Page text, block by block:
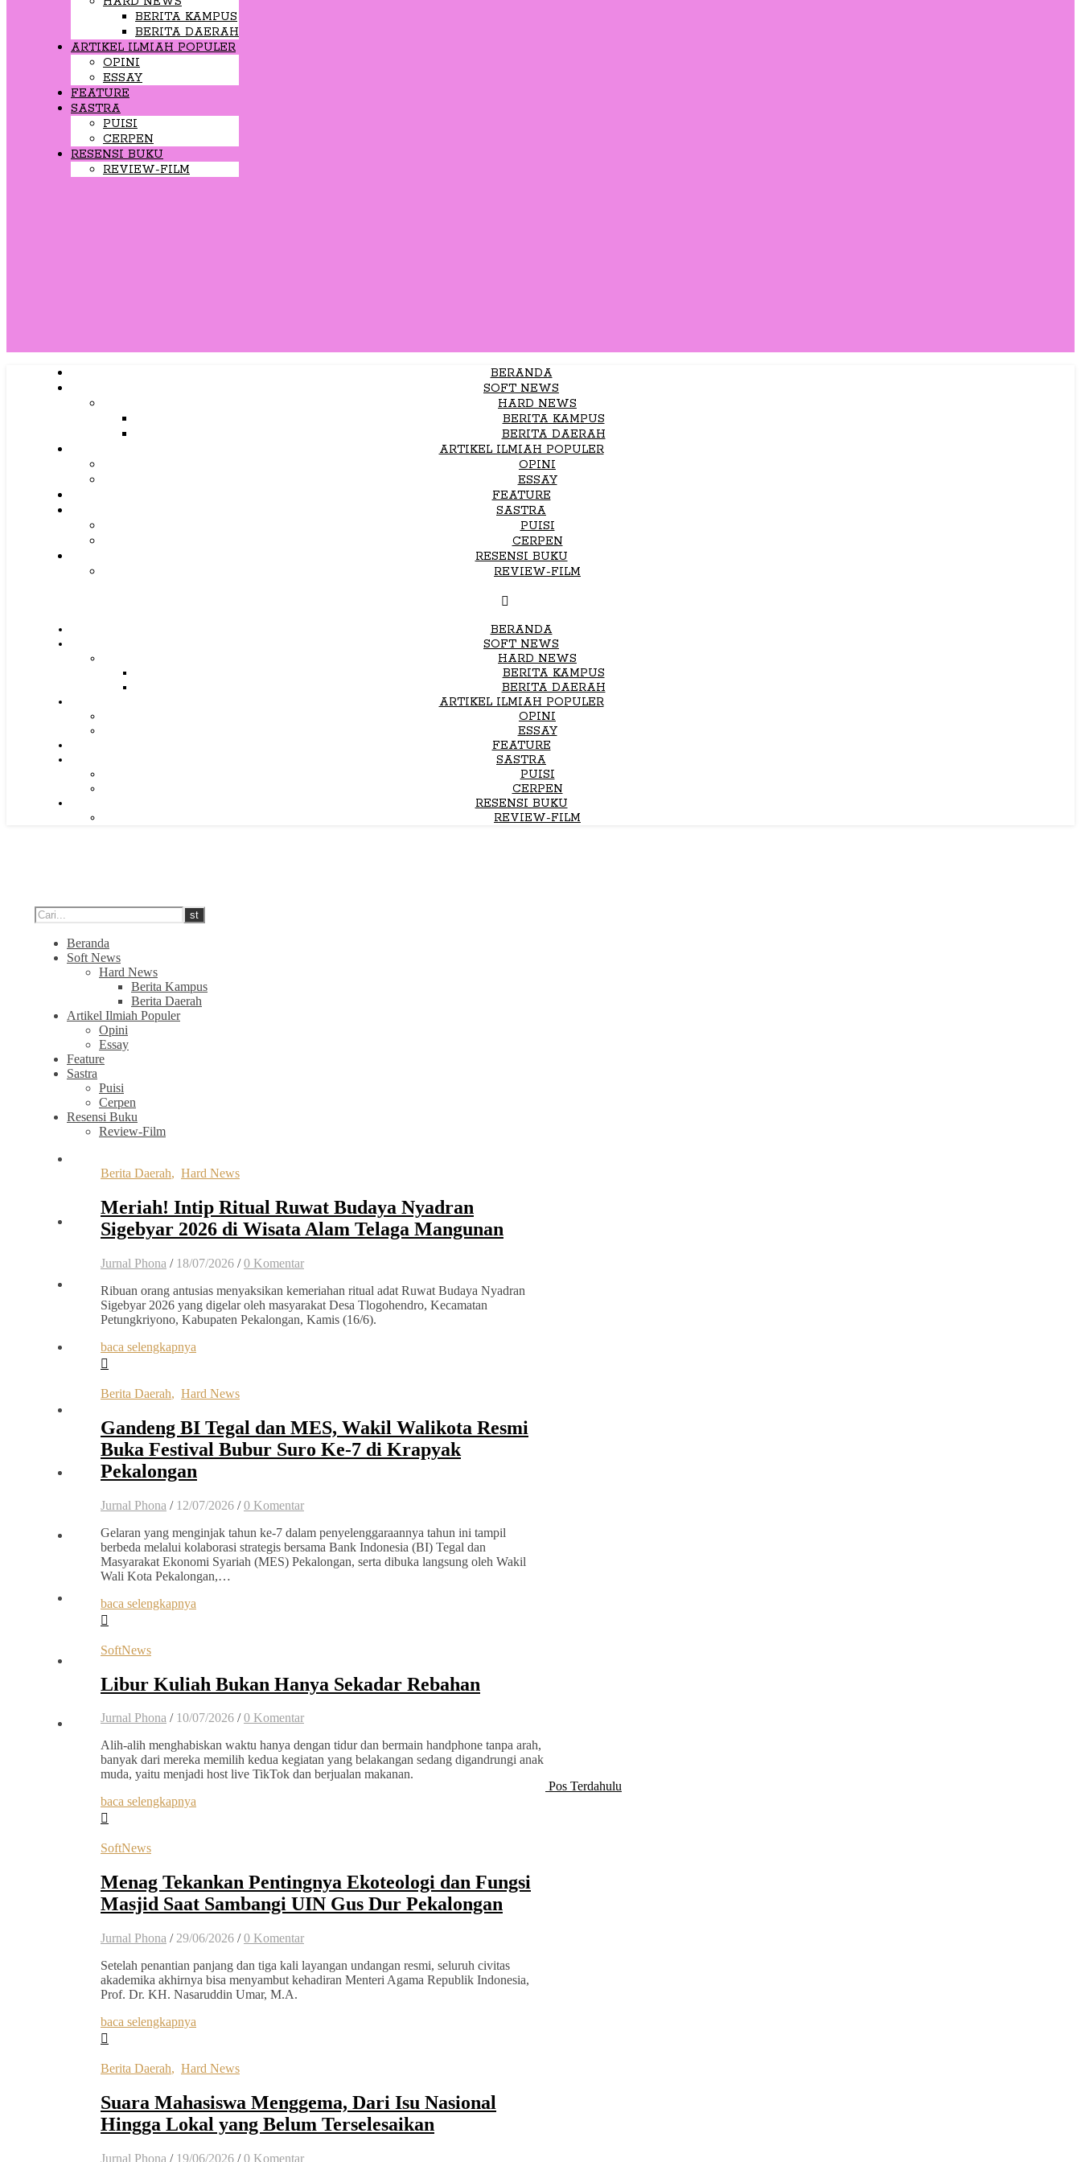
BERITA KAMPUS
BERITA DAERAH
ARTIKEL ILMIAH POPULER
OPINI
ESSAY
FEATURE
SASTRA
PUISI
CERPEN
RESENSI BUKU
REVIEW-FILM
BERANDA
SOFT NEWS
HARD NEWS
BERITA KAMPUS
BERITA DAERAH
ARTIKEL ILMIAH POPULER
OPINI
ESSAY
FEATURE
SASTRA
PUISI
CERPEN
RESENSI BUKU
REVIEW-FILM
BERANDA
SOFT NEWS
HARD NEWS
BERITA KAMPUS
BERITA DAERAH
ARTIKEL ILMIAH POPULER
OPINI
ESSAY
FEATURE
SASTRA
PUISI
CERPEN
RESENSI BUKU
REVIEW-FILM
Beranda
Soft News
Hard News
Berita Kampus
Berita Daerah
Artikel Ilmiah Populer
Opini
Essay
Feature
Sastra
Puisi
Cerpen
Resensi Buku
Review-Film
Berita Daerah, Hard News
Meriah! Intip Ritual Ruwat Budaya Nyadran
Sigebyar 2026 di Wisata Alam Telaga Mangunan
Jurnal Phona / 18/07/2026 / 0 Komentar
Ribuan orang antusias menyaksikan kemeriahan ritual adat Ruwat Budaya Nyadran
Sigebyar 2026 yang digelar oleh masyarakat Desa Tlogohendro, Kecamatan
Petungkriyono, Kabupaten Pekalongan, Kamis (16/6).
baca selengkapnya
Berita Daerah, Hard News
Gandeng BI Tegal dan MES, Wakil Walikota Resmi
Buka Festival Bubur Suro Ke-7 di Krapyak
Pekalongan
Jurnal Phona / 12/07/2026 / 0 Komentar
Gelaran yang menginjak tahun ke-7 dalam penyelenggaraannya tahun ini tampil
berbeda melalui kolaborasi strategis bersama Bank Indonesia (BI) Tegal dan
Masyarakat Ekonomi Syariah (MES) Pekalongan, serta dibuka langsung oleh Wakil
Wali Kota Pekalongan,…
baca selengkapnya
SoftNews
Libur Kuliah Bukan Hanya Sekadar Rebahan
Jurnal Phona / 10/07/2026 / 0 Komentar
Alih-alih menghabiskan waktu hanya dengan tidur dan bermain handphone tanpa arah,
banyak dari mereka memilih kedua kegiatan yang belakangan sedang digandrungi anak
muda, yaitu menjadi host live TikTok dan berjualan makanan.
baca selengkapnya
SoftNews
Menag Tekankan Pentingnya Ekoteologi dan Fungsi
Masjid Saat Sambangi UIN Gus Dur Pekalongan
Jurnal Phona / 29/06/2026 / 0 Komentar
Setelah penantian panjang dan tiga kali layangan undangan resmi, seluruh civitas
akademika akhirnya bisa menyambut kehadiran Menteri Agama Republik Indonesia,
Prof. Dr. KH. Nasaruddin Umar, M.A.
baca selengkapnya
Berita Daerah, Hard News
Suara Mahasiswa Menggema, Dari Isu Nasional
Hingga Lokal yang Belum Terselesaikan
Jurnal Phona / 19/06/2026 / 0 Komentar
Pos Terdahulu